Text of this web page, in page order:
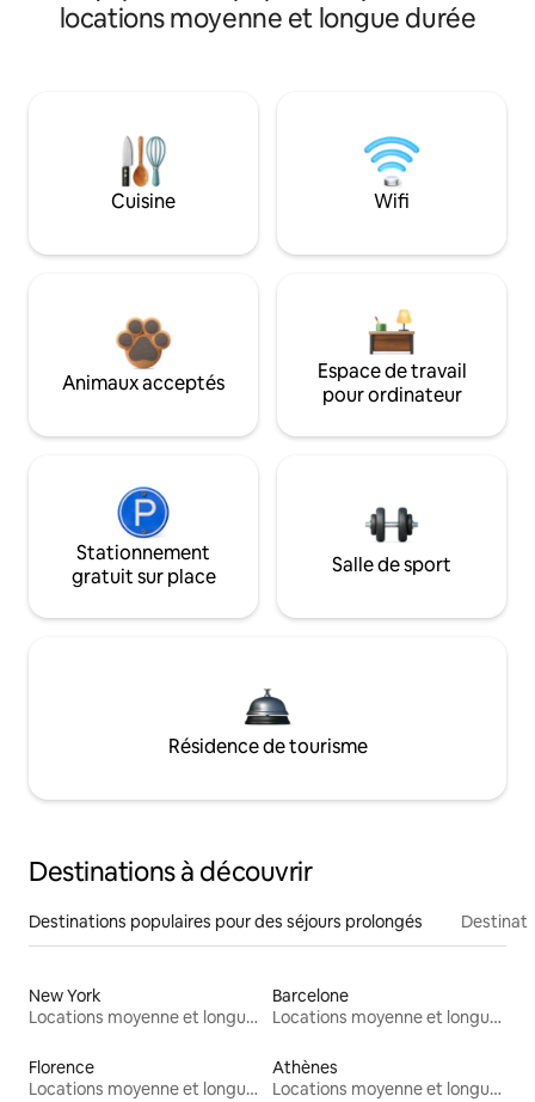
locations moyenne et longue durée
Cuisine Wifi
Animaux acceptés
Espace de travail
pour ordinateur
Stationnement
gratuit sur place
Salle de sport
Résidence de tourisme
Destinations à découvrir
Destinations populaires pour des séjours prolongés
New York
Locations moyenne et longue durée
Barcelone
Locations moyenne et longue durée
Florence
Locations moyenne et longue durée
Athènes
Locations moyenne et longue durée